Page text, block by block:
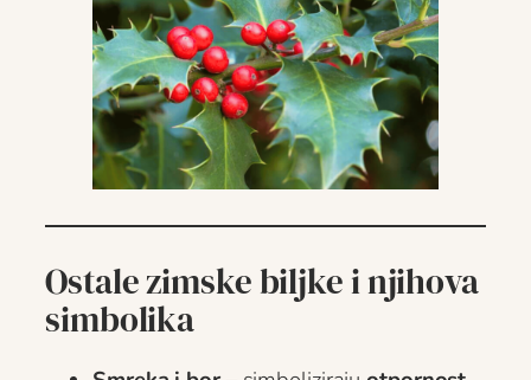
Ostale zimske biljke i njihova
simbolika